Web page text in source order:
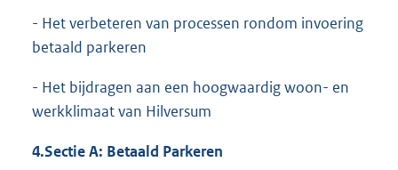
- Het verbeteren van processen rondom invoering
betaald parkeren
- Het bijdragen aan een hoogwaardig woon- en
werkklimaat van Hilversum
4.Sectie A: Betaald Parkeren